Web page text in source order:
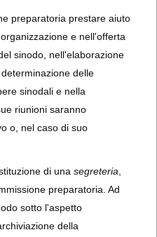
preparatoria prestare aiuto
e nell'offerta
sinodo, nell'elaborazione
delle
sinodali e nella
riunioni saranno
o, nel caso di suo
di una segreteria,
preparatoria. Ad
sotto l'aspetto
della